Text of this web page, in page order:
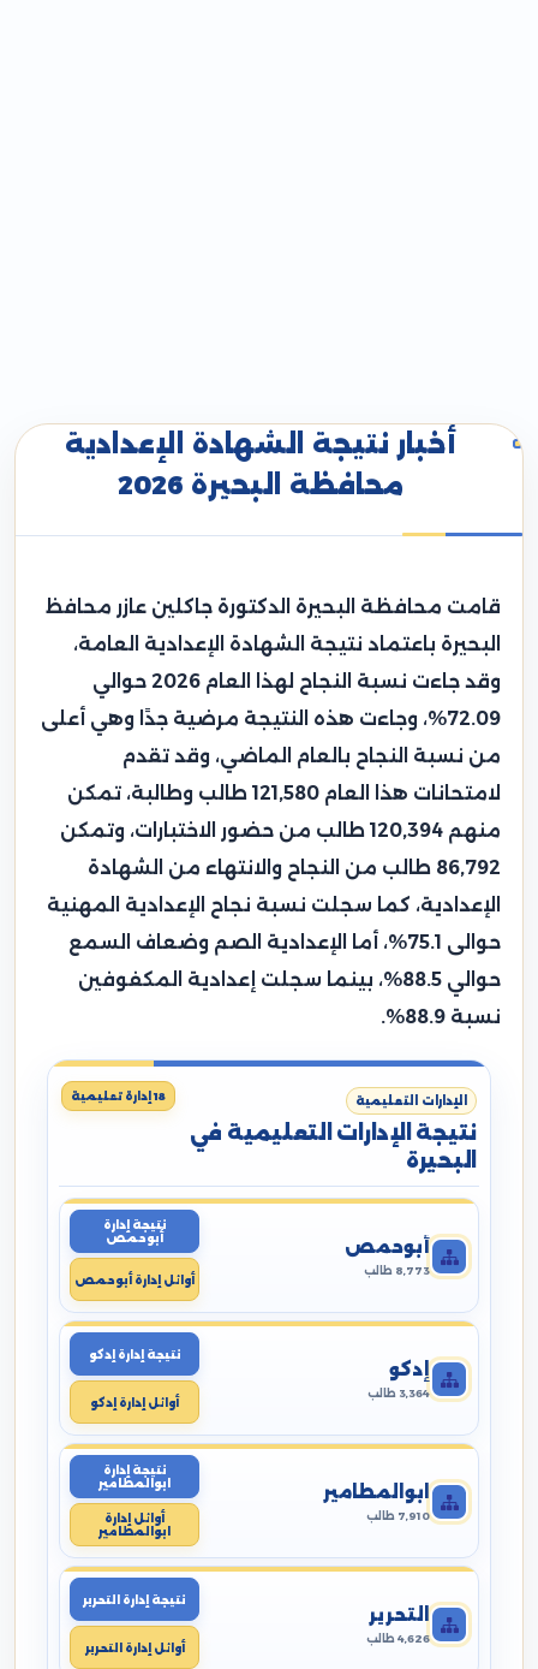
أخبار نتيجة الشهادة الإعدادية
محافظة البحيرة 2026
قامت محافظة البحيرة الدكتورة جاكلين عازر محافظ
البحيرة باعتماد نتيجة الشهادة الإعدادية العامة،
وقد جاءت نسبة النجاح لهذا العام 2026 حوالي
72.09%، وجاءت هذه النتيجة مرضية جدًا وهي أعلى
من نسبة النجاح بالعام الماضي، وقد تقدم
لامتحانات هذا العام 121,580 طالب وطالبة، تمكن
منهم 120,394 طالب من حضور الاختبارات، وتمكن
86,792 طالب من النجاح والانتهاء من الشهادة
الإعدادية، كما سجلت نسبة نجاح الإعدادية المهنية
حوالى 75.1%، أما الإعدادية الصم وضعاف السمع
حوالي 88.5%، بينما سجلت إعدادية المكفوفين
نسبة 88.9%.
الإدارات التعليمية
نتيجة الإدارات التعليمية في
البحيرة
18 إدارة تعليمية
أبوحمص
8,773 طالب
نتيجة إدارة
أبوحمص
أوائل إدارة أبوحمص
إدكو
3,364 طالب
نتيجة إدارة إدكو
أوائل إدارة إدكو
ابوالمطامير
7,910 طالب
نتيجة إدارة
ابوالمطامير
أوائل إدارة
ابوالمطامير
التحرير
4,626 طالب
نتيجة إدارة التحرير
أوائل إدارة التحرير